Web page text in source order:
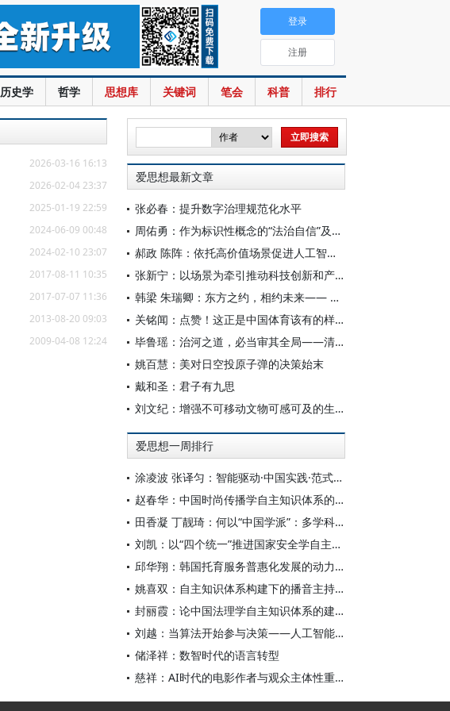
历史学 哲学 思想库 关键词 笔会 科普 排行
登录
注册
2026-03-16 16:13
2026-02-04 23:37
2025-01-19 22:59
2024-06-09 00:48
2024-02-10 23:07
2017-08-11 10:35
2017-07-07 11:36
2013-08-20 09:03
2009-04-08 12:24
爱思想最新文章
张必春：提升数字治理规范化水平
周佑勇：作为标识性概念的“法治自信”及其时代意蕴
郝政 陈阵：依托高价值场景促进人工智能高质量数据集建设
张新宁：以场景为牵引推动科技创新和产业创新深度融合
韩梁 朱瑞卿：东方之约，相约未来—— 中国元首外交的世界情怀与大国气派
关铭闻：点赞！这正是中国体育该有的样子
毕鲁瑶：治河之道，必当审其全局——清代靳辅的治水理念与实践
姚百慧：美对日空投原子弹的决策始末
戴和圣：君子有九思
刘文纪：增强不可移动文物可感可及的生命力
爱思想一周排行
涂凌波 张译匀：智能驱动·中国实践·范式创新：“构建中国新闻传播学自主知识体系”专题研讨会综述
赵春华：中国时尚传播学自主知识体系的内在逻辑与实践路径
田香凝 丁靓琦：何以“中国学派”：多学科视野下中国特色新闻传播学建设的研究
刘凯：以“四个统一”推进国家安全学自主知识体系构建
邱华翔：韩国托育服务普惠化发展的动力机制、制度路径与政策效应
姚喜双：自主知识体系构建下的播音主持高等专业教育研究
封丽霞：论中国法理学自主知识体系的建构
刘越：当算法开始参与决策——人工智能重塑全球治理的底层逻辑
储泽祥：数智时代的语言转型
慈祥：AI时代的电影作者与观众主体性重构